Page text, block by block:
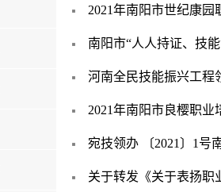
2021年南阳市世纪康
南阳市“人人持证、技
河南全民技能振兴工程
2021年南阳市良樱职
宛技领办 〔2021〕1号
关于转发《关于表扬职